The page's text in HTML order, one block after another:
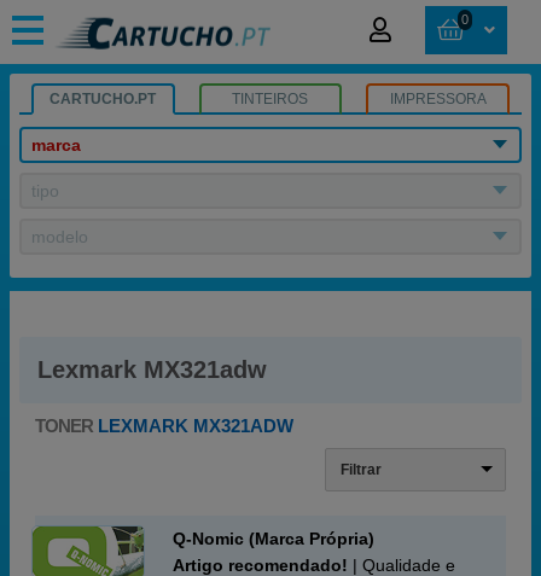
0
CARTUCHO.PT TINTEIROS IMPRESSORA
marca
tipo
modelo
Lexmark MX321adw
TONER LEXMARK MX321ADW
Filtrar
Q-Nomic (Marca Própria)
Artigo recomendado! | Qualidade e